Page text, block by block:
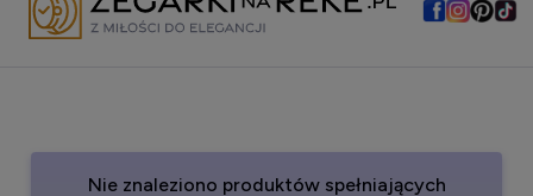
Nie znaleziono produktów spełniających